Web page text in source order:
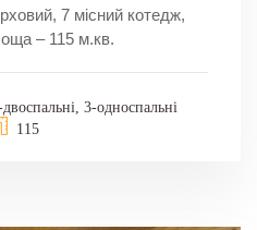
7 місний котедж,
– 115 м.кв.
двоспальні, 3-односпальні
115